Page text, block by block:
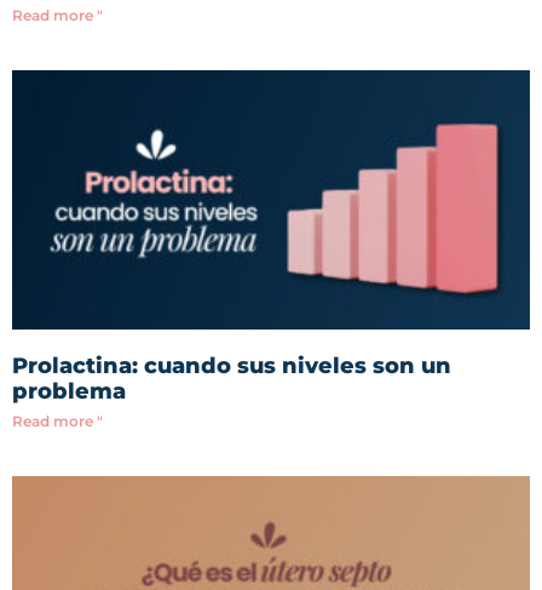
Read more "
Prolactina: cuando sus niveles son un
problema
Read more "